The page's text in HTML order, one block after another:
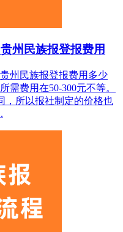
州民族报登报费用
州民族报登报费用多少
需费用在50-300元不等。
，所以报社制定的价格也